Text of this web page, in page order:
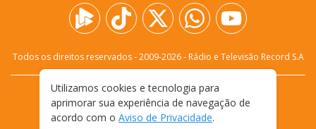
Todos os direitos reservados - 2009-2026- Rádio e Televisão Record S.A
FALE CONOSCO
PRIVACIDADE
TERMOS E CONDIÇÕES DE USO
Utilizamos cookies e tecnologia para
aprimorar sua experiência de navegação de
acordo com o Aviso de Privacidade.